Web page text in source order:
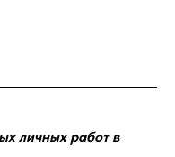
личных работ в